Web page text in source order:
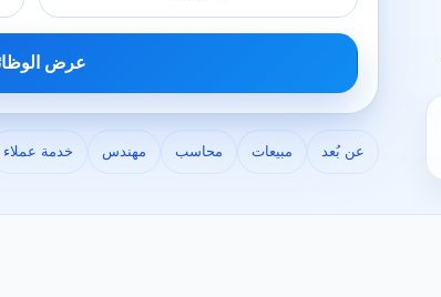
عرض
عن بُعد مبيعات محاسب مهندس خدمة عملاء